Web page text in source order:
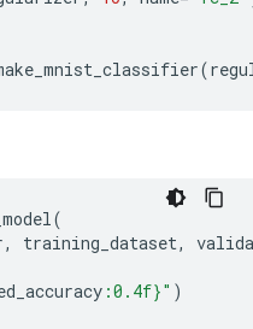
(
(
, training_dataset,
:0.4f}" )